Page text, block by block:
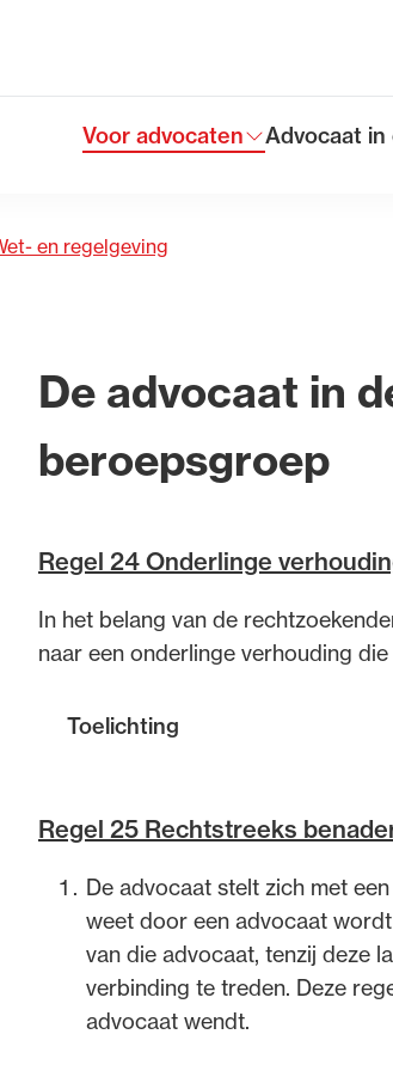
Toon submenu voor
Voor advocaten
Toon
Advocaat in
en regelgeving
De advocaat in
beroepsgroep
Regel 24 Onderlinge
In het belang van de
naar een onderlinge verhouding
Toelichting
is gediend met een onderlinge
welwillendheid. Daarom moeten
zou kunnen verstoren. Uitlatingen
behoren advocaten in hun zakelijk
Regel 25 Rechtstreeks
De advocaat stelt zich met
weet door een advocaat
van die advocaat, tenzij deze
verbinding te treden. Deze
advocaat wendt.
op de advocatuur
(Roda).